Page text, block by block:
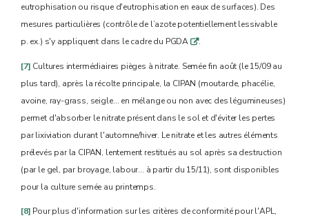
eutrophisation ou risque d'eutrophisation en eaux de surfaces). Des
mesures particulières (contrôle de l’azote potentiellement lessivable
p. ex.) s'y appliquent dans le cadre du PGDA q.
[7] Cultures intermédiaires pièges à nitrate. Semée fin août (le 15/09 au
plus tard), après la récolte principale, la CIPAN (moutarde, phacélie,
avoine, ray-grass, seigle… en mélange ou non avec des légumineuses)
permet d'absorber le nitrate présent dans le sol et d'éviter les pertes
par lixiviation durant l'automne/hiver. Le nitrate et les autres éléments
prélevés par la CIPAN, lentement restitués au sol après sa destruction
(par le gel, par broyage, labour... à partir du 15/11), sont disponibles
pour la culture semée au printemps.
[8] Pour plus d'information sur les critères de conformité pour l'APL,